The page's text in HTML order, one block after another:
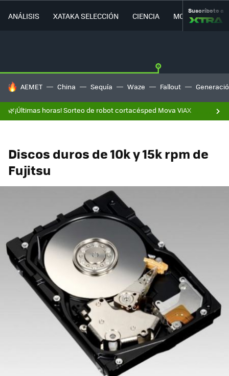
ANÁLISIS XATAKA SELECCIÓN CIENCIA MOVILIDAD
Suscríbete a
HOY SE HABLA DE
AEMET China Sequía Waze Fallout
🌿¡Últimas horas! Sorteo de robot cortacésped Mova ViAX
Discos duros de 10k y 15k rpm de
Fujitsu